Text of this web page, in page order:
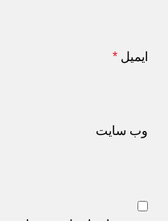
ایمیل *
وب‌ سایت